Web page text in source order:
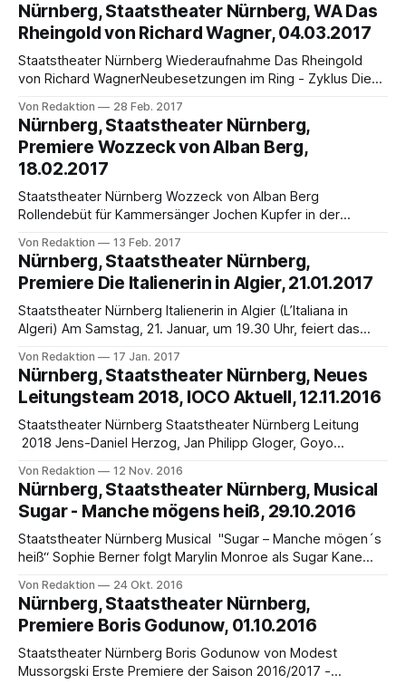
Mächtige reiche Männer, die sich für die Größten halten,
wollen noch immer mehr von allem, vor allem
Nürnberg, Staatstheater Nürnberg, WA Das
Rheingold von Richard Wagner, 04.03.2017
Staatstheater Nürnberg Wiederaufnahme Das Rheingold
von Richard WagnerNeubesetzungen im Ring - Zyklus Die
2017, (19:30 Uhr) läutet im Opernhaus Nürnberg auch die
Vorbereitungen für die beiden zyklischen Vorstellungen des
gesamten Ring des Nibelungen im Mai und Juni 2017 ein.
Die Inszenierung von
Von Redaktion 28 Feb. 2017
Nürnberg, Staatstheater Nürnberg,
Premiere Wozzeck von Alban Berg,
18.02.2017
Staatstheater Nürnberg Wozzeck von Alban Berg
Rollendebüt für Kammersänger Jochen Kupfer in der
das Staatstheater Nürnberg mit der Premiere von Wozzeck
bereits die achte Operninszenierung von Regisseur Georg
Schmiedleitner in Nürnberg heraus, der in der
zurückliegenden Saison mit der Premiere
Von Redaktion 13 Feb. 2017
Nürnberg, Staatstheater Nürnberg,
Premiere Die Italienerin in Algier, 21.01.2017
Staatstheater Nürnberg Italienerin in Algier (L’Italiana in
Algeri) Am Samstag, 21. Januar, um 19.30 Uhr, feiert das
italienisch/französischen Regisseurin Laura Scozzi, die mit
Rossinis Die Italienerin in Algier (L’Italiana in Algeri) bereits
ihre sechste Produktion in Nürnberg herausbringt. Weitere
Vorstellungen
Von Redaktion 17 Jan. 2017
Nürnberg, Staatstheater Nürnberg, Neues
Leitungsteam 2018, IOCO Aktuell, 12.11.2016
Staatstheater Nürnberg Staatstheater Nürnberg Leitung
2018 Jens-Daniel Herzog, Jan Philipp Gloger, Goyo
Nürnberg langfristig gesichert. Nürnbergs
Oberbürgermeister Dr. Ulrich Maly, der Bayerische
Staatsminister Dr. Markus Söder und die Kulturreferentin der
Stadt, Prof. Dr. Julia Lehner stellten im März 2016
Von Redaktion 12 Nov. 2016
Nürnberg, Staatstheater Nürnberg, Musical
Sugar - Manche mögens heiß, 29.10.2016
Staatstheater Nürnberg Musical "Sugar – Manche mögen´s
heiß“ Sophie Berner folgt Marylin Monroe als Sugar Kane
6.11.2016, 23.11.2016, 3.12.2016, 20.12.2016, 23.12.2016,
27.12.2016, 31.12.2016 15.00 Uhr
Von Redaktion 24 Okt. 2016
Nürnberg, Staatstheater Nürnberg,
Premiere Boris Godunow, 01.10.2016
Staatstheater Nürnberg Boris Godunow von Modest
Mussorgski Erste Premiere der Saison 2016/2017 -